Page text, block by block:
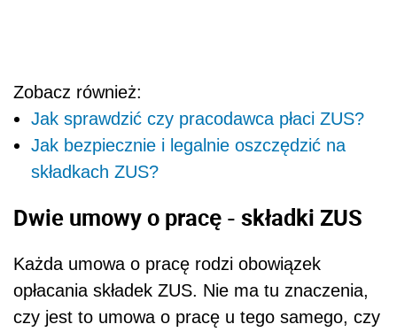
Zobacz również:
Jak sprawdzić czy pracodawca płaci ZUS?
Jak bezpiecznie i legalnie oszczędzić na
składkach ZUS?
Dwie umowy o pracę - składki ZUS
Każda umowa o pracę rodzi obowiązek
opłacania składek ZUS. Nie ma tu znaczenia,
czy jest to umowa o pracę u tego samego, czy